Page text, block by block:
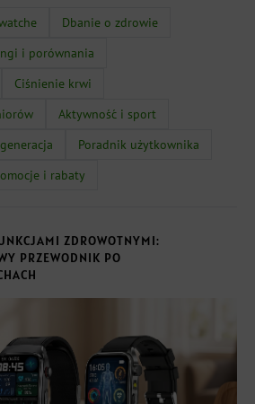
Dbanie o zdrowie
i porównania
Ciśnienie krwi
Aktywność i sport
Poradnik użytkownika
i rabaty
ZDROWOTNYMI:
PRZEWODNIK PO